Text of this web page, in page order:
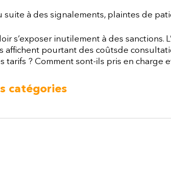
à des signalements, plaintes de
s’exposer inutilement à des sanctions.
pourtant des coûtsde
tarifs ? Comment sont-ils pris en charge
catégories